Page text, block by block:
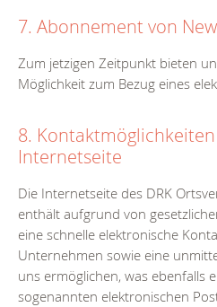
7. Abonnement von
Zum jetzigen Zeitpunkt bieten
Möglichkeit zum Bezug eines
8.
Internetseite
Die Internetseite des DRK
enthält aufgrund von
eine schnelle elektronische
Unternehmen sowie eine
uns ermöglichen, was ebenfalls
sogenannten elektronischen